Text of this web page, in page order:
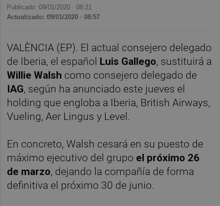
Publicado: 09/01/2020 ·08:21
Actualizado: 09/01/2020 · 08:57
VALÈNCIA (EP). El actual consejero delegado
de Iberia, el español Luis Gallego, sustituirá a
Willie Walsh como consejero delegado de
IAG, según ha anunciado este jueves el
holding que engloba a Iberia, British Airways,
Vueling, Aer Lingus y Level.
En concreto, Walsh cesará en su puesto de
máximo ejecutivo del grupo el próximo 26
de marzo, dejando la compañía de forma
definitiva el próximo 30 de junio.